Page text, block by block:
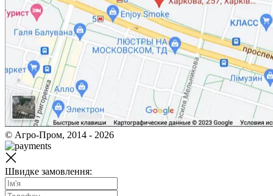
© Агро-Пром, 2014 - 2026
Швидке замовлення: